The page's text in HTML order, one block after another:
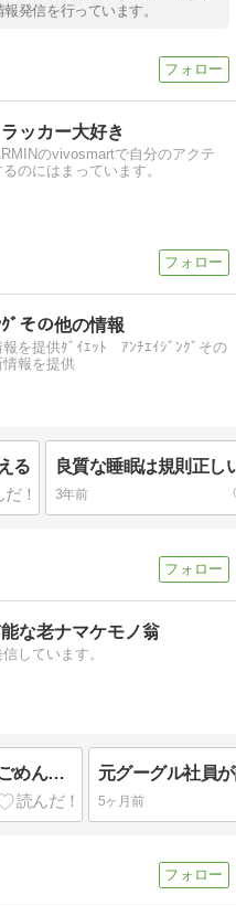
発信を行っています。
ッカー大好き
のvivosmartで自分のアクテ
のにはまっています。
ﾞその他の情報
を提供ﾀﾞｲｴｯﾄ ｱﾝﾁｴｲｼﾞﾝｸﾞその
報を提供
る 良質な睡眠は規則正し
3年前
な老ナマケモノ翁
しています。
友達と喧嘩した息子が学んだ『ごめんなさい』の大切さ
5ヶ月前